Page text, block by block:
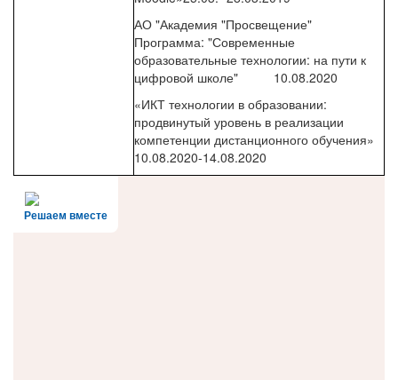
АО "Академия "Просвещение"
Программа: "Современные
образовательные технологии: на пути к
цифровой школе" 10.08.2020
«ИКТ технологии в образовании:
продвинутый уровень в реализации
компетенции дистанционного обучения»
10.08.2020-14.08.2020
Решаем вместе